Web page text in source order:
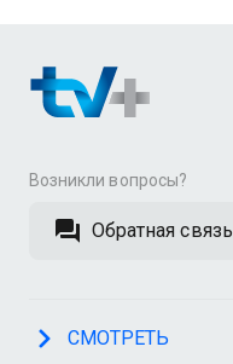
Возникли вопросы?
Обратная связь
СМОТРЕТЬ